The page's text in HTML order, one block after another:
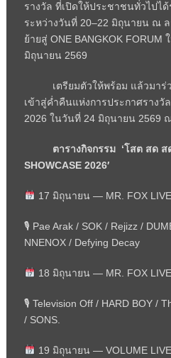
รางวัล ที่เปิดให้ประชาชนทั่วไปไ
ระหว่างวันที่ 20–22 มิถุนายน ณ
ย้ายสู่ ONE BANGKOK FORUM
มิถุนายน 2569
เตรียมตัวให้พร้อม แล้วมาร่ว
เข้าสู่ค่ำคืนแห่งการประกาศรางวัล
2026 ในวันที่ 24 มิถุนายน 2569
ตารางกิจกรรม ‘โสต สด ส
SHOWCASE 2026′
17 มิถุนายน — MR. FOX
🎙 Pae Arak / SOK / Rejizz /
NNENOX / Defying Decay
18 มิถุนายน — MR. FOX
🎙 Television Off / HARD BOY /
/ SONS.
19 มิถุนายน — VOLUME